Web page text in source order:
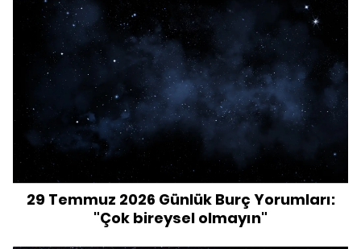
29 Temmuz 2026 Günlük Burç Yorumları:
"Çok bireysel olmayın"